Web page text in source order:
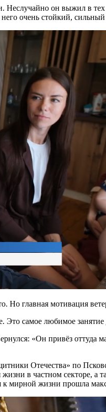
Неслучайно он выжил в
очень стойкий, сильный
Но главная мотивация
самое любимое
«Он привёз оттуда
Отечества» по
в частном секторе,
мирной жизни прошла